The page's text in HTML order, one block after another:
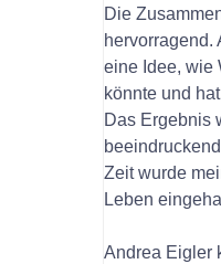
Die
hervorragend.
eine Idee, wie
könnte und
Das Ergebnis
Zeit wurde
Leben
Andrea Eigler